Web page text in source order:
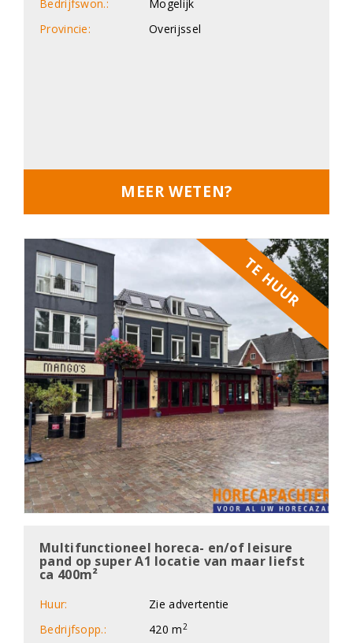
Bedrijfswon.:
Mogelijk
Provincie:
Overijssel
MEER WETEN?
TE HUUR
Multifunctioneel horeca- en/of leisure
pand op super A1 locatie van maar liefst
ca 400m²
Huur:
Zie advertentie
Bedrijfsopp.:
420 m 2